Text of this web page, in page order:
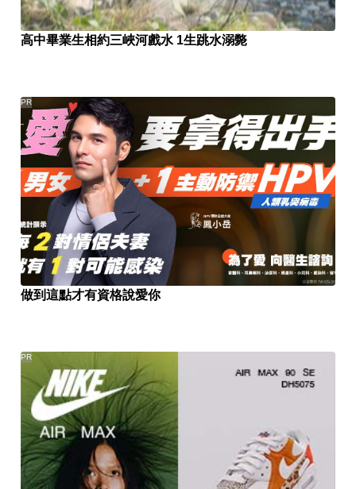
高中畢業生相約三峽河戲水 1生跳水溺斃
做到這點才有資格說愛你
PR
PR